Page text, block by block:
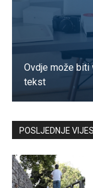
Ovdje može biti
tekst
Kontaktirajte
POSLJEDNJE